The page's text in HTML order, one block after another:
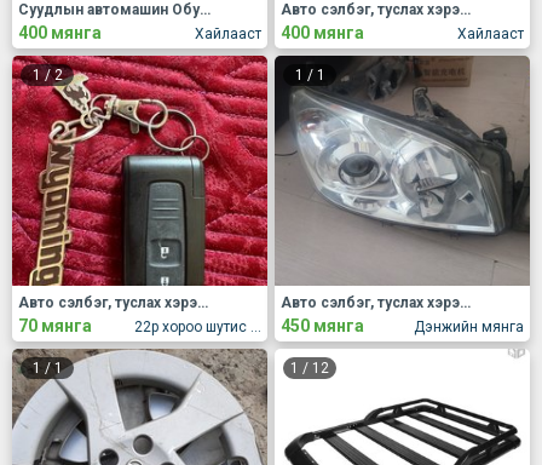
Хайлааст
Суудлын автомашин Обуд, дугуй
400 мянга Хайлааст
Авто сэлбэг, туслах хэрэгсэл Бусад
400 мянга
1 /2
22р хороо шутис мэдээлэл холбооны сургууль
Авто сэлбэг, туслах хэрэгсэл Бусад
70 мянга
1 / 1
Дэнжийн мянга
Авто сэлбэг, туслах хэрэгсэл Бусад
450 мянга
1 /1 1 / 12